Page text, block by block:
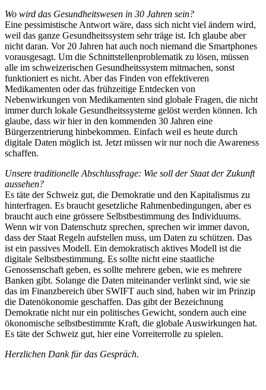
Wo wird das Gesundheitswesen in 30 Jahren sein?
Eine pessimistische Antwort wäre, dass sich nicht viel ändern wird,
weil das ganze Gesundheitssystem sehr träge ist. Ich glaube aber
nicht daran. Vor 20 Jahren hat auch noch niemand die Smartphones
vorausgesagt. Um die Schnittstellenproblematik zu lösen, müssen
alle im schweizerischen Gesundheitssystem mitmachen, sonst
funktioniert es nicht. Aber das Finden von effektiveren
Medikamenten oder das frühzeitige Entdecken von
Nebenwirkungen von Medikamenten sind globale Fragen, die nicht
immer durch lokale Gesundheitssysteme gelöst werden können. Ich
glaube, dass wir hier in den kommenden 30 Jahren eine
Bürgerzentrierung hinbekommen. Einfach weil es heute durch
digitale Daten möglich ist. Jetzt müssen wir nur noch die Awareness
schaffen.
Unsere traditionelle Abschlussfrage: Wie soll der Staat der Zukunft
aussehen?
Es täte der Schweiz gut, die Demokratie und den Kapitalismus zu
hinterfragen. Es braucht gesetzliche Rahmenbedingungen, aber es
braucht auch eine grössere Selbstbestimmung des Individuums.
Wenn wir von Datenschutz sprechen, sprechen wir immer davon,
dass der Staat Regeln aufstellen muss, um Daten zu schützen. Das
ist ein passives Modell. Ein demokratisch aktives Modell ist die
digitale Selbstbestimmung. Es sollte nicht eine staatliche
Genossenschaft geben, es sollte mehrere geben, wie es mehrere
Banken gibt. Solange die Daten miteinander verlinkt sind, wie sie
das im Finanzbereich über SWIFT auch sind, haben wir im Prinzip
die Datenökonomie geschaffen. Das gibt der Bezeichnung
Demokratie nicht nur ein politisches Gewicht, sondern auch eine
ökonomische selbstbestimmte Kraft, die globale Auswirkungen hat.
Es täte der Schweiz gut, hier eine Vorreiterrolle zu spielen.
Herzlichen Dank für das Gespräch.